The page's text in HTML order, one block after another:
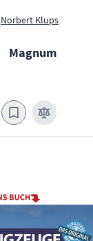
Norbert Klups
Magnum